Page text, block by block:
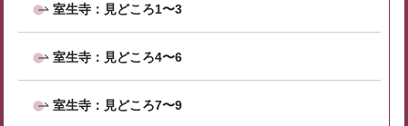
室生寺：見どころ1〜3
室生寺：見どころ4〜6
室生寺：見どころ7〜9